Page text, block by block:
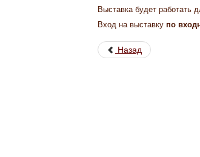
Выставка будет работать
Вход на выставку по
Назад